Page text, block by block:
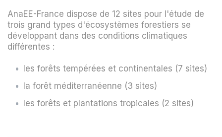
AnaEE-France dispose de 12 sites pour l'étude de
trois grand types d'écosystèmes forestiers se
développant dans des conditions climatiques
différentes :
les forêts tempérées et continentales (7 sites)
la forêt méditerranéenne (3 sites)
les forêts et plantations tropicales (2 sites)